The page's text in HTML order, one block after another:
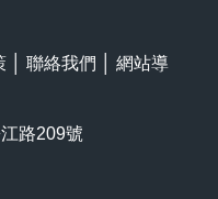
聯絡我們
網站導
路209號